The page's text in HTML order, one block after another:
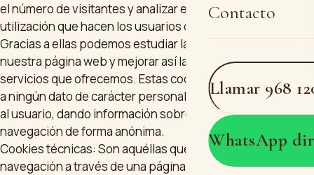
Contacto
Llamar 968
WhatsApp
el número de visitantes y analizar estadísticamente la
utilización que hacen los usuarios de nuestros servicios.
Gracias a ellas podemos estudiar la navegación por
nuestra página web y mejorar así la oferta de productos o
servicios que ofrecemos. Estas cookies no irán asociadas
a ningún dato de carácter personal que pueda identificar
al usuario, dando información sobre el comportamiento de
navegación de forma anónima.
Cookies técnicas: Son aquéllas que permiten al usuario la
navegación a través de una página web, plataforma o